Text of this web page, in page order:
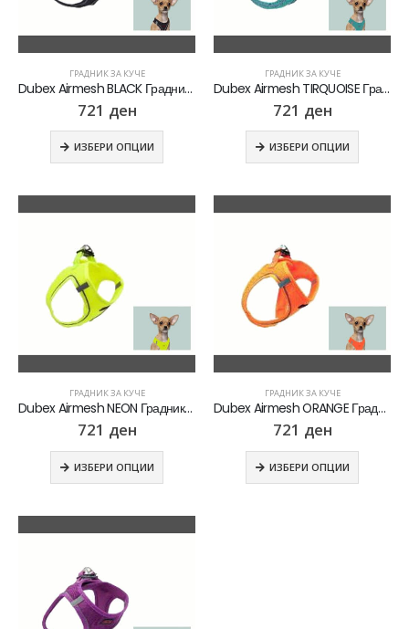
ГРАДНИК ЗА КУЧЕ
Dubex Airmesh BLACK Градник за куче
721 ден
ИЗБЕРИ ОПЦИИ
ГРАДНИК ЗА КУЧЕ
Dubex Airmesh TIRQUOISE Градник за куче
721 ден
ИЗБЕРИ ОПЦИИ
ГРАДНИК ЗА КУЧЕ
Dubex Airmesh NEON Градник за куче
721 ден
ИЗБЕРИ ОПЦИИ
ГРАДНИК ЗА КУЧЕ
Dubex Airmesh ORANGE Градник за куче
721 ден
ИЗБЕРИ ОПЦИИ